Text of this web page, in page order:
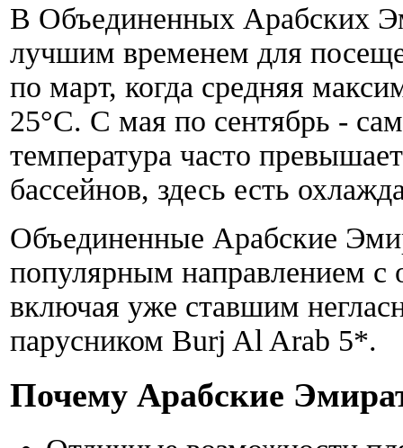
В Объединенных Арабских
лучшим временем для
по март, когда средняя
25°С. С мая по сентябрь -
температура часто
бассейнов, здесь есть
Объединенные Арабские
популярным направлением с
включая уже ставшим
парусником Burj Al Arab 5*.
Почему Арабские